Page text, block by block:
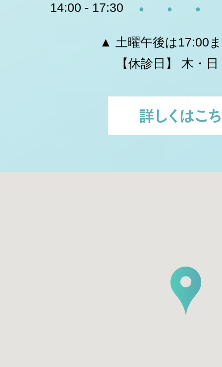
14:00 - 17:30 ● ● ●
▲ 土曜午後は17:00
【休診日】 木・